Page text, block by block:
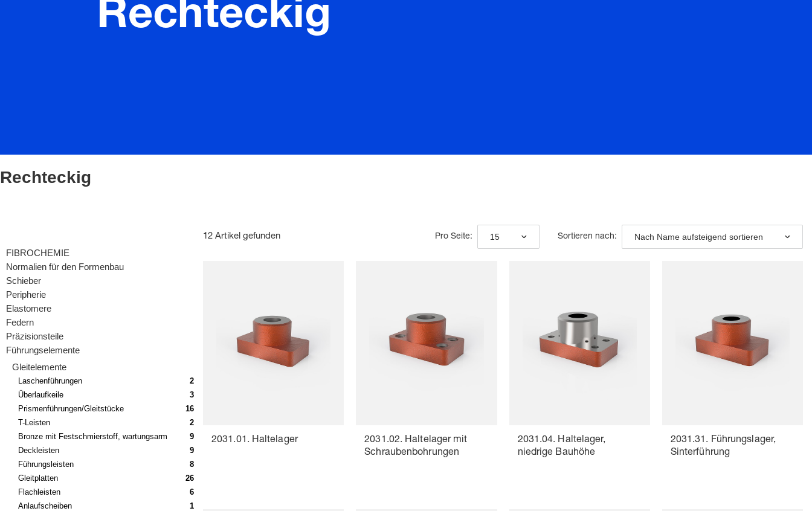
Rechteckig
Rechteckig
FIBROCHEMIE
Normalien für den Formenbau
Schieber
Peripherie
Elastomere
Federn
Präzisionsteile
Führungselemente
Gleitelemente
Laschenführungen
2
Überlaufkeile
3
Prismenführungen/Gleitstücke
16
T-Leisten
2
Bronze mit Festschmierstoff, wartungsarm
9
Deckleisten
9
Führungsleisten
8
Gleitplatten
26
Flachleisten
6
Anlaufscheiben
1
12 Artikel gefunden Pro Seite: 15 Sortieren nach: Nach Name aufsteigend sortieren
2031.01. Haltelager
2031.02. Haltelager mit
Schraubenbohrungen
2031.04. Haltelager,
niedrige Bauhöhe
2031.31. Führungslager,
Sinterführung